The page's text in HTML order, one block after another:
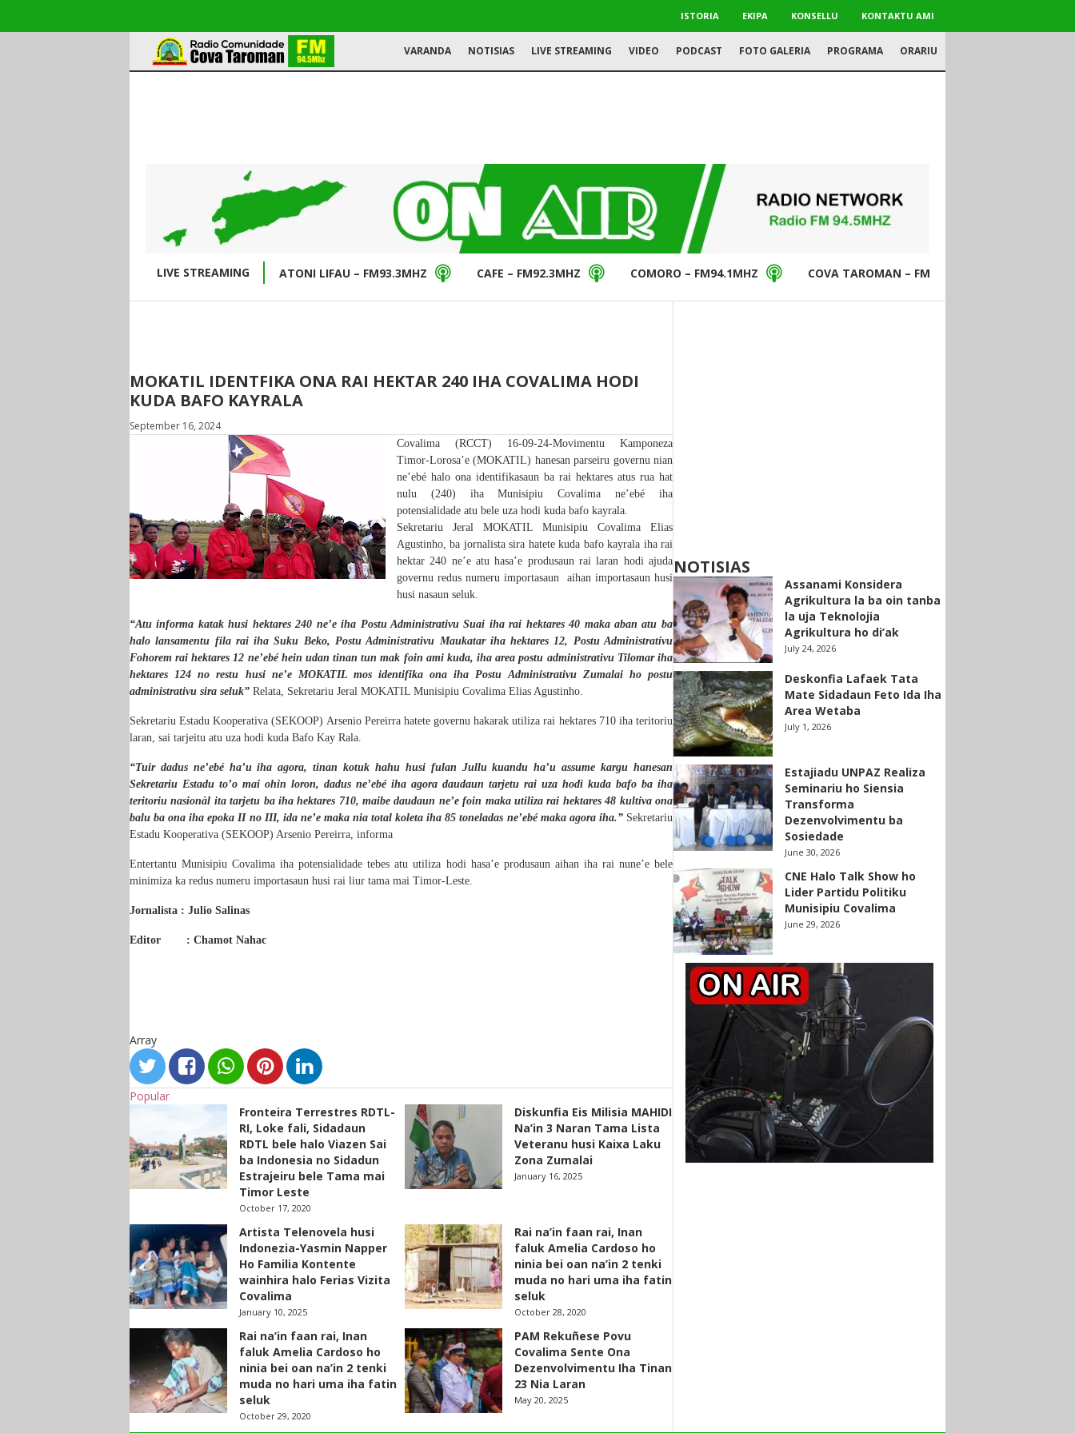
ISTORIA EKIPA KONSELLU KONTAKTU AMI
VARANDA NOTISIAS LIVE STREAMING VIDEO PODCAST FOTO GALERIA PROGRAMA ORARIU
LIVE STREAMING ATONI LIFAU – FM93.3MHZ CAFE – FM92.3MHZ COMORO – FM94.1MHZ COVA TAROMAN – FM94.5MHZ
MOKATIL IDENTFIKA ONA RAI HEKTAR 240 IHA COVALIMA HODI
KUDA BAFO KAYRALA
September 16, 2024
Covalima (RCCT) 16-09-24-Movimentu Kamponeza
Timor-Lorosa’e (MOKATIL) hanesan parseiru governu nian
ne’ebé halo ona identifikasaun ba rai hektares atus rua hat
nulu (240) iha Munisipiu Covalima ne’ebé iha
potensialidade atu bele uza hodi kuda bafo kayrala.
Sekretariu Jeral MOKATIL Munisipiu Covalima Elias
Agustinho, ba jornalista sira hatete kuda bafo kayrala iha rai
hektar 240 ne’e atu hasa’e produsaun rai laran hodi ajuda
governu redus numeru importasaun
aihan importasaun husi
husi nasaun seluk.
“Atu informa katak husi hektares 240 ne’e iha Postu Administrativu Suai iha rai hektares 40 maka aban atu ba
halo lansamentu fila rai iha Suku Beko, Postu Administrativu Maukatar iha hektares 12, Postu Administrativu
Fohorem rai hektares 12 ne’ebé hein udan tinan tun mak foin ami kuda, iha area postu administrativu Tilomar iha
hektares 124 no restu husi ne’e MOKATIL mos identifika ona iha Postu Administrativu Zumalai ho postu
administrativu sira seluk” Relata, Sekretariu Jeral MOKATIL Munisipiu Covalima Elias Agustinho.
Sekretariu Estadu Kooperativa (SEKOOP) Arsenio Pereirra hatete governu hakarak utiliza rai hektares 710 iha teritoriu
laran, sai tarjeitu atu uza hodi kuda Bafo Kay Rala.
“Tuir dadus ne’ebé ha’u iha agora, tinan kotuk hahu husi fulan Jullu kuandu ha’u assume kargu hanesan
Sekretariu Estadu to’o mai ohin loron, dadus ne’ebé iha agora daudaun tarjetu rai uza hodi kuda bafo ba iha
teritoriu nasionàl ita tarjetu ba iha hektares 710, maibe daudaun ne’e foin maka utiliza rai hektares 48 kultiva ona
balu ba ona iha epoka II no III, ida ne’e maka nia total koleta iha 85 toneladas ne’ebé maka agora iha.”Sekretariu
Estadu Kooperativa (SEKOOP) Arsenio Pereirra, informa
Entertantu Munisipiu Covalima iha potensialidade tebes atu utiliza hodi hasa’e produsaun aihan iha rai nune’e bele
minimiza ka redus numeru importasaun husi rai liur tama mai Timor-Leste.
Jornalista : Julio Salinas
Editor : Chamot Nahac
Array
Popular
Fronteira Terrestres RDTL-
RI, Loke fali, Sidadaun
RDTL bele halo Viazen Sai
ba Indonesia no Sidadun
Estrajeiru bele Tama mai
Timor Leste
October 17, 2020
Diskunfia Eis Milisia MAHIDI
Na’in 3 Naran Tama Lista
Veteranu husi Kaixa Laku
Zona Zumalai
January 16, 2025
Artista Telenovela husi
Indonezia-Yasmin Napper
Ho Familia Kontente
wainhira halo Ferias Vizita
Covalima
January 10, 2025
Rai na’in faan rai, Inan
faluk Amelia Cardoso ho
ninia bei oan na’in 2 tenki
muda no hari uma iha fatin
seluk
October 28, 2020
Rai na’in faan rai, Inan
faluk Amelia Cardoso ho
ninia bei oan na’in 2 tenki
muda no hari uma iha fatin
seluk
October 29, 2020
PAM Rekuñese Povu
Covalima Sente Ona
Dezenvolvimentu Iha Tinan
23 Nia Laran
May 20, 2025
NOTISIAS
Assanami Konsidera
Agrikultura la ba oin tanba
la uja Teknolojia
Agrikultura ho di’ak
July 24, 2026
Deskonfia Lafaek Tata
Mate Sidadaun Feto Ida Iha
Area Wetaba
July 1, 2026
Estajiadu UNPAZ Realiza
Seminariu ho Siensia
Transforma
Dezenvolvimentu ba
Sosiedade
June 30, 2026
CNE Halo Talk Show ho
Lider Partidu Politiku
Munisipiu Covalima
June 29, 2026